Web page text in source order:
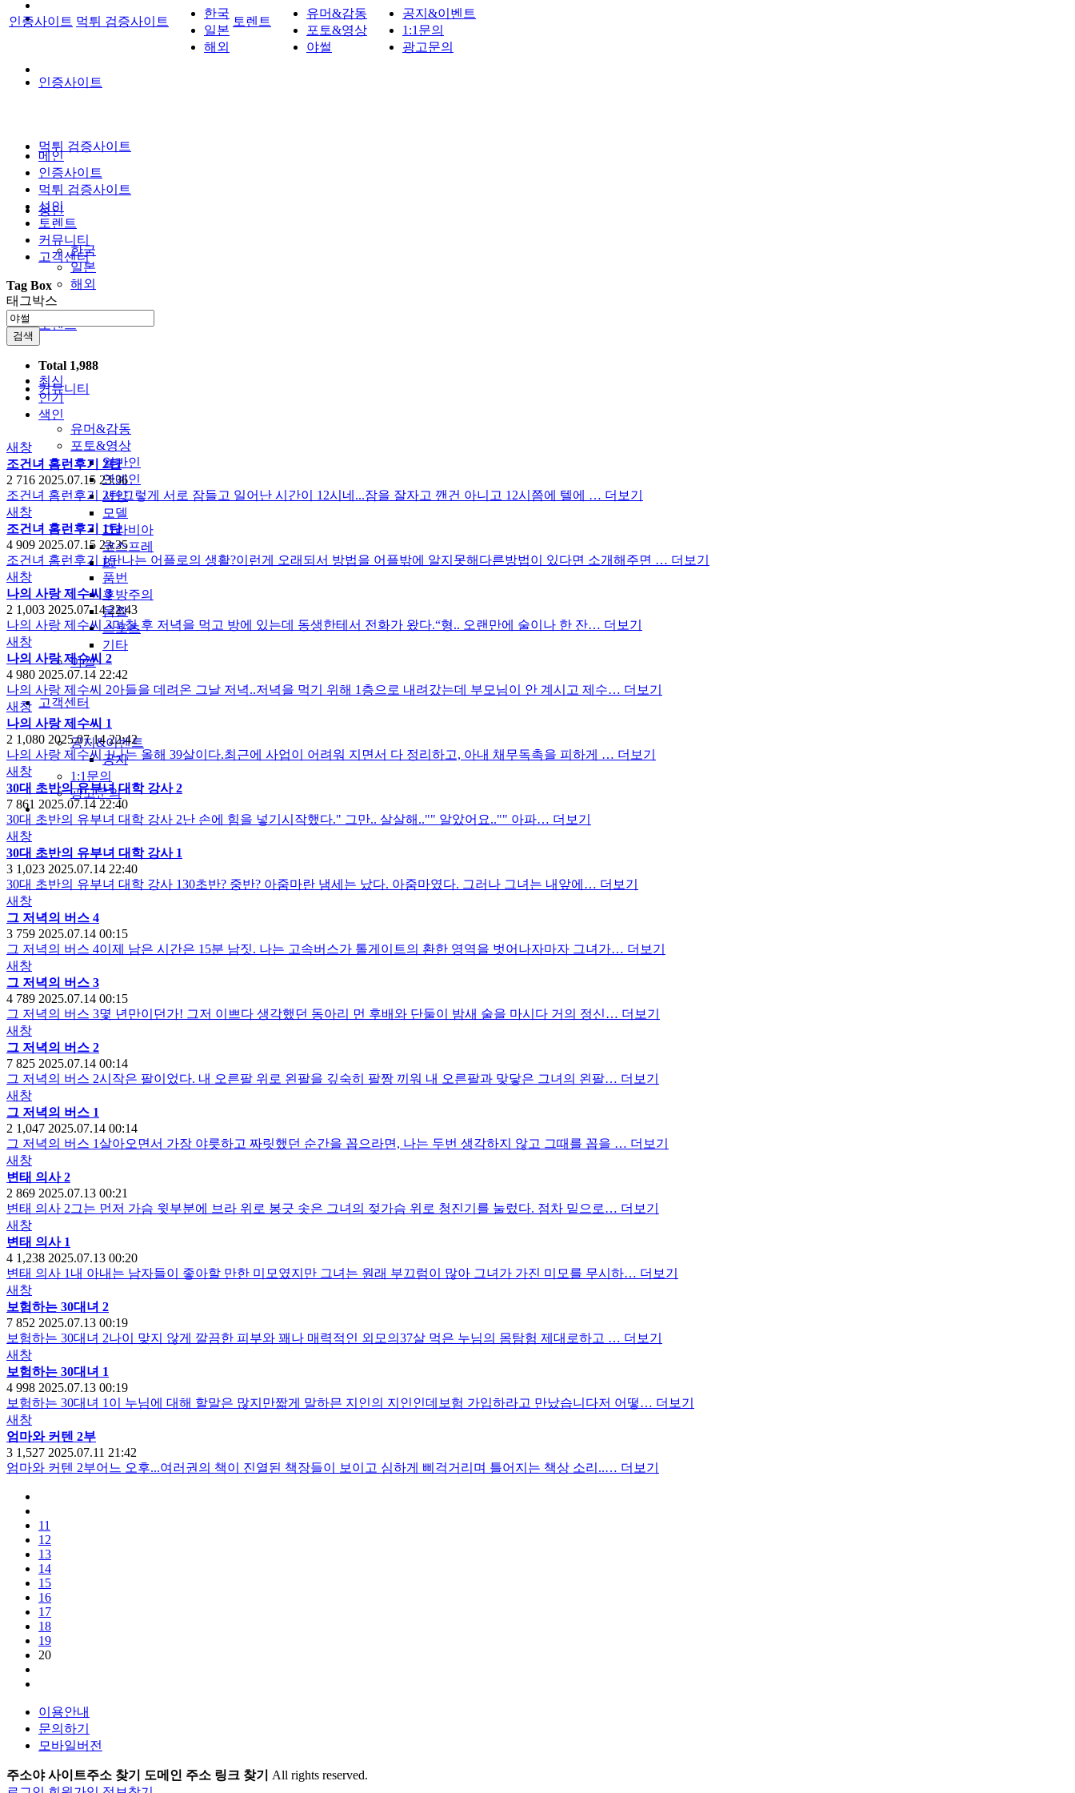
인증사이트
먹튀 검증사이트
성인
한국
일본
해외
토렌트
커뮤니티
유머&감동
포토&영상
일반인
연예인
서양
모델
그라비아
코스프레
BJ
품번
후방주의
움짤
스포츠
기타
야썰
고객센터
공지&이벤트
공지
1:1문의
광고문의
인증사이트 먹튀 검증사이트
한국
일본
해외
토렌트
유머&감동
포토&영상
야썰
공지&이벤트
1:1문의
광고문의
메인
인증사이트
먹튀 검증사이트
성인
토렌트
커뮤니티
고객센터
Tag Box
태그박스
검색
Total 1,988
최신
인기
색인
새창
조건녀 홈런후기 2탄
2 716 2025.07.15 23:36
조건녀 홈런후기 2탄그렇게 서로 잠들고 일어난 시간이 12시네...잠을 잘자고 깬건 아니고 12시쯤에 텔에 … 더보기
새창
조건녀 홈런후기 1탄
4 909 2025.07.15 23:35
조건녀 홈런후기 1탄나는 어플로의 생활?이런게 오래되서 방법을 어플밖에 알지못해다른방법이 있다면 소개해주면 … 더보기
새창
나의 사랑 제수씨 3
2 1,003 2025.07.14 22:43
나의 사랑 제수씨 3며칠 후 저녁을 먹고 방에 있는데 동생한테서 전화가 왔다.“형.. 오랜만에 술이나 한 잔… 더보기
새창
나의 사랑 제수씨 2
4 980 2025.07.14 22:42
나의 사랑 제수씨 2아들을 데려온 그날 저녁..저녁을 먹기 위해 1층으로 내려갔는데 부모님이 안 계시고 제수… 더보기
새창
나의 사랑 제수씨 1
2 1,080 2025.07.14 22:42
나의 사랑 제수씨 1나는 올해 39살이다.최근에 사업이 어려워 지면서 다 정리하고, 아내 채무독촉을 피하게 … 더보기
새창
30대 초반의 유부녀 대학 강사 2
7 861 2025.07.14 22:40
30대 초반의 유부녀 대학 강사 2난 손에 힘을 넣기시작했다." 그만.. 살살해.."" 알았어요.."" 아파… 더보기
새창
30대 초반의 유부녀 대학 강사 1
3 1,023 2025.07.14 22:40
30대 초반의 유부녀 대학 강사 130초반? 중반? 아줌마란 냄세는 났다. 아줌마였다. 그러나 그녀는 내앞에… 더보기
새창
그 저녁의 버스 4
3 759 2025.07.14 00:15
그 저녁의 버스 4이제 남은 시간은 15분 남짓. 나는 고속버스가 톨게이트의 환한 영역을 벗어나자마자 그녀가… 더보기
새창
그 저녁의 버스 3
4 789 2025.07.14 00:15
그 저녁의 버스 3몇 년만이던가! 그저 이쁘다 생각했던 동아리 먼 후배와 단둘이 밤새 술을 마시다 거의 정신… 더보기
새창
그 저녁의 버스 2
7 825 2025.07.14 00:14
그 저녁의 버스 2시작은 팔이었다. 내 오른팔 위로 왼팔을 깊숙히 팔짱 끼워 내 오른팔과 맞닿은 그녀의 왼팔… 더보기
새창
그 저녁의 버스 1
2 1,047 2025.07.14 00:14
그 저녁의 버스 1살아오면서 가장 야릇하고 짜릿했던 순간을 꼽으라면, 나는 두번 생각하지 않고 그때를 꼽을 … 더보기
새창
변태 의사 2
2 869 2025.07.13 00:21
변태 의사 2그는 먼저 가슴 윗부분에 브라 위로 봉긋 솟은 그녀의 젖가슴 위로 청진기를 눌렀다. 점차 밑으로… 더보기
새창
변태 의사 1
4 1,238 2025.07.13 00:20
변태 의사 1내 아내는 남자들이 좋아할 만한 미모였지만 그녀는 원래 부끄럼이 많아 그녀가 가진 미모를 무시하… 더보기
새창
보험하는 30대녀 2
7 852 2025.07.13 00:19
보험하는 30대녀 2나이 맞지 않게 깔끔한 피부와 꽤나 매력적인 외모의37살 먹은 누님의 몸탐험 제대로하고 … 더보기
새창
보험하는 30대녀 1
4 998 2025.07.13 00:19
보험하는 30대녀 1이 누님에 대해 할말은 많지만짧게 말하믄 지인의 지인인데보험 가입하라고 만났습니다저 어떻… 더보기
새창
엄마와 커텐 2부
3 1,527 2025.07.11 21:42
엄마와 커텐 2부어느 오후...여러권의 책이 진열된 책장들이 보이고 심하게 삐걱거리며 틀어지는 책상 소리..… 더보기
11
12
13
14
15
16
17
18
19
20
이용안내
문의하기
모바일버전
주소야 사이트주소 찾기 도메인 주소 링크 찾기 All rights reserved.